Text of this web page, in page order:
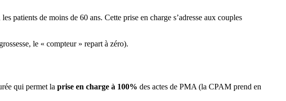
patients de moins de 60 ans. Cette prise en charge s’adresse aux couples
le « compteur » repart à zéro).
qui permet la prise en charge à 100% des actes de PMA (la CPAM prend en